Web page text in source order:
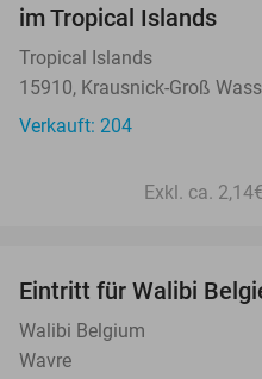
im Tropical Islands
Tropical Islands
15910, Krausnick-Groß
Verkauft: 204
Exkl. ca.
Eintritt für Walibi
Walibi Belgium
Wavre